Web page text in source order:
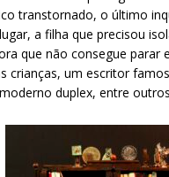
transtornado, o último
a filha que precisou
que não consegue parar
crianças, um escritor
duplex, entre